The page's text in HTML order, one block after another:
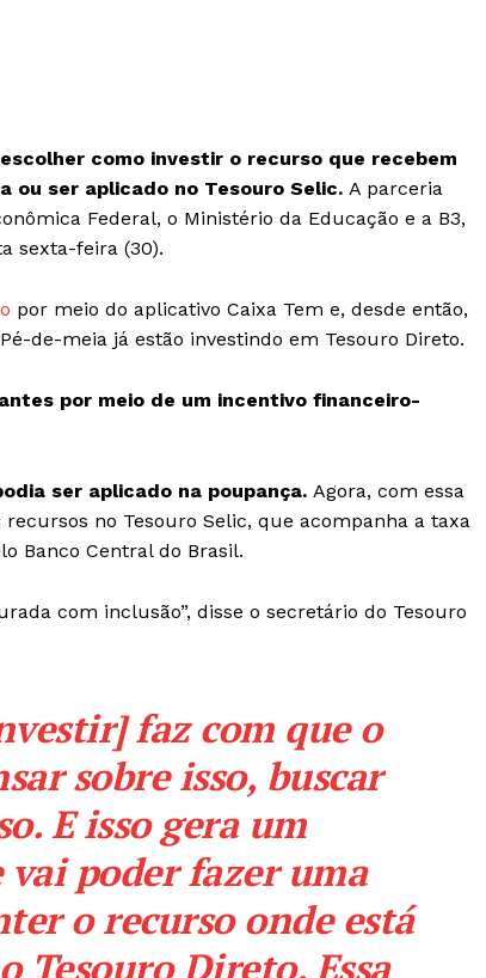
como investir o recurso que recebem
ou ser aplicado no Tesouro Selic. A parceria
Federal, o Ministério da Educação e a B3,
sexta-feira (30).
por meio do aplicativo Caixa Tem e, desde então,
de-meia já estão investindo em Tesouro Direto.
por meio de um incentivo financeiro-
ser aplicado na poupança. Agora, com essa
no Tesouro Selic, que acompanha a taxa
Banco Central do Brasil.
com inclusão”, disse o secretário do Tesouro
faz com que o
sobre isso, buscar
E isso gera um
poder fazer uma
o recurso onde está
Tesouro Direto. Essa